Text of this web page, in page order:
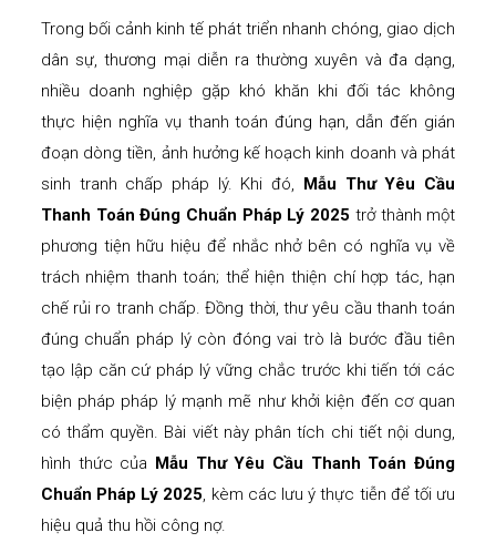
Trong bối cảnh kinh tế phát triển nhanh chóng, giao dịch
dân sự, thương mại diễn ra thường xuyên và đa dạng,
nhiều doanh nghiệp gặp khó khăn khi đối tác không
thực hiện nghĩa vụ thanh toán đúng hạn, dẫn đến gián
đoạn dòng tiền, ảnh hưởng kế hoạch kinh doanh và phát
sinh tranh chấp pháp lý. Khi đó, Mẫu Thư Yêu Cầu
Thanh Toán Đúng Chuẩn Pháp Lý 2025 trở thành một
phương tiện hữu hiệu để nhắc nhở bên có nghĩa vụ về
trách nhiệm thanh toán; thể hiện thiện chí hợp tác, hạn
chế rủi ro tranh chấp. Đồng thời, thư yêu cầu thanh toán
đúng chuẩn pháp lý còn đóng vai trò là bước đầu tiên
tạo lập căn cứ pháp lý vững chắc trước khi tiến tới các
biện pháp pháp lý mạnh mẽ như khởi kiện đến cơ quan
có thẩm quyền. Bài viết này phân tích chi tiết nội dung,
hình thức của Mẫu Thư Yêu Cầu Thanh Toán Đúng
Chuẩn Pháp Lý 2025, kèm các lưu ý thực tiễn để tối ưu
hiệu quả thu hồi công nợ.